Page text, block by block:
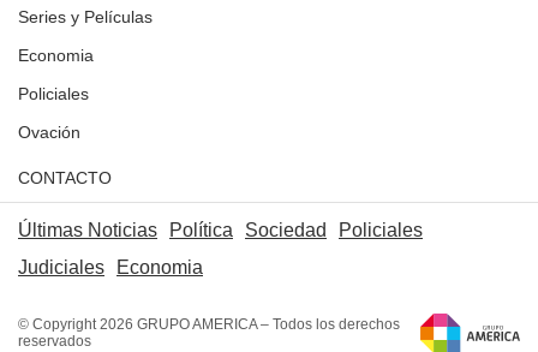
Series y Películas
Economia
Policiales
Ovación
CONTACTO
Últimas Noticias Política Sociedad
Policiales
Judiciales
Economia
© Copyright 2026 GRUPO AMERICA – Todos los derechos
reservados